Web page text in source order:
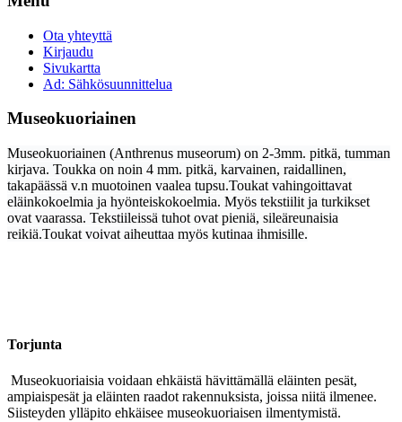
Ota yhteyttä
Kirjaudu
Sivukartta
Ad: Sähkösuunnittelua
Museokuoriainen
Museokuoriainen (Anthrenus museorum) on 2-3mm. pitkä, tumman
kirjava. Toukka on noin 4 mm. pitkä, karvainen, raidallinen,
takapäässä v.n muotoinen vaalea tupsu.Toukat vahingoittavat
eläinkokoelmia ja hyönteiskokoelmia. Myös tekstiilit ja turkikset
ovat vaarassa. Tekstiileissä tuhot ovat pieniä, sileäreunaisia
reikiä.Toukat voivat aiheuttaa myös kutinaa ihmisille.
Torjunta
Museokuoriaisia voidaan ehkäistä hävittämällä eläinten pesät,
ampiaispesät ja eläinten raadot rakennuksista, joissa niitä ilmenee.
Siisteyden ylläpito ehkäisee museokuoriaisen ilmentymistä.